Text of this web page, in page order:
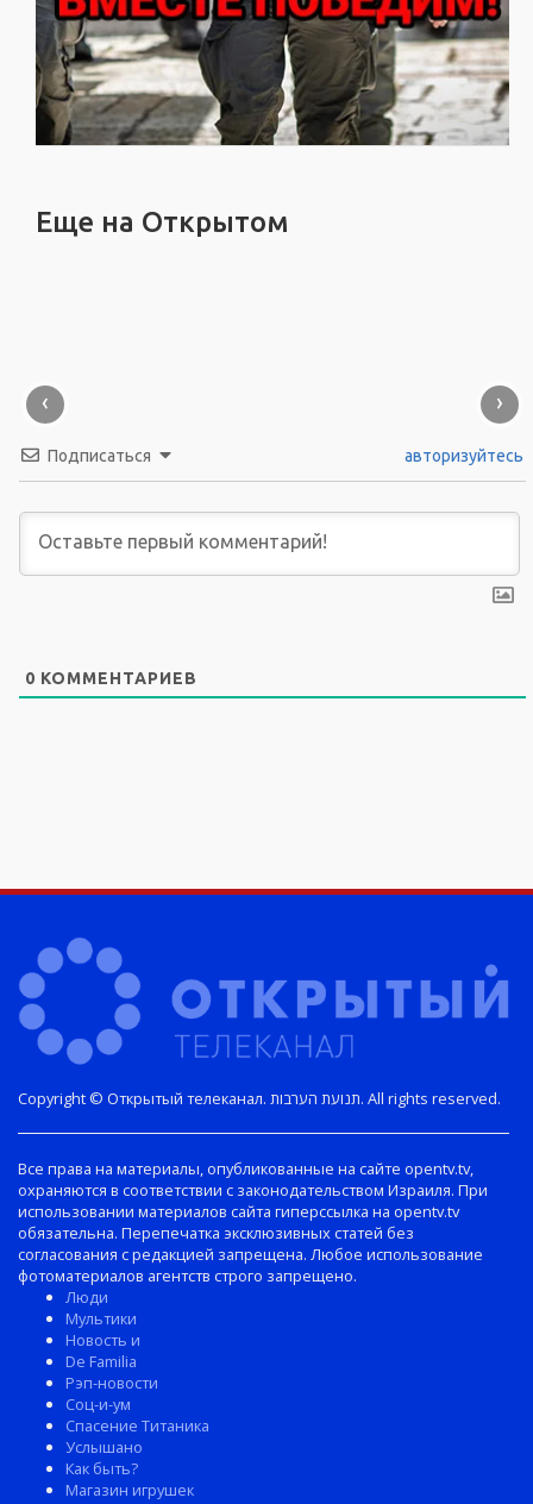
Еще на Открытом
‹ ›
Подписаться авторизуйтесь
0 КОММЕНТАРИЕВ
Copyright © Открытый телеканал. תנועת הערבות. All rights reserved.
Все права на материалы, опубликованные на сайте opentv.tv,
охраняются в соответствии с законодательством Израиля. При
использовании материалов сайта гиперссылка на opentv.tv
обязательна. Перепечатка эксклюзивных статей без
согласования с редакцией запрещена. Любое использование
фотоматериалов агентств строго запрещено.
Люди
Мультики
Новость и
De Familia
Рэп-новости
Соц-и-ум
Спасение Титаника
Услышано
Как быть?
Магазин игрушек